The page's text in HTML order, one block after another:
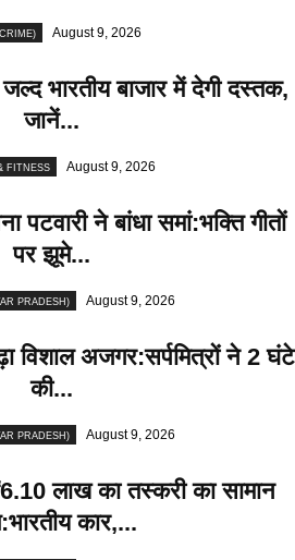
August 9, 2026
भारतीय बाजार में देगी दस्तक,
जानें...
FITNESS August 9, 2026
पटवारी ने बांधा समां:भक्ति गीतों
पर झूमे...
PRADESH) August 9, 2026
विशाल अजगर:सर्पमित्रों ने 2 घंटे
की...
PRADESH) August 9, 2026
लाख का तस्करी का सामान
कार,...